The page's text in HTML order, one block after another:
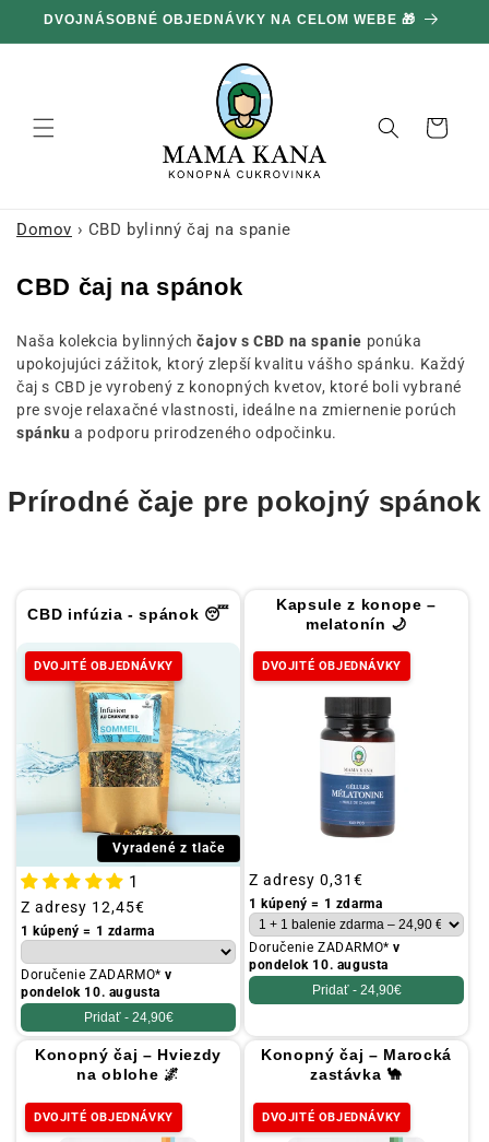
a prejsť
na obsah
DVOJNÁSOBNÉ OBJEDNÁVKY NA CELOM WEBE 🎁
Košík
Domov › CBD bylinný čaj na spanie
K
l
e
k
c
a
CBD čaj na spánok
Naša kolekcia bylinnýchčajov s CBD na spanie ponúka
upokojujúci zážitok, ktorý zlepší kvalitu vášho spánku. Každý
čaj s CBD je vyrobený z konopných kvetov, ktoré boli vybrané
pre svoje relaxačné vlastnosti, ideálne na zmiernenie porúch
spánku a podporu prirodzeného odpočinku.
Prírodné čaje pre pokojný spánok
CBD infúzia - spánok 😴
DVOJITÉ OBJEDNÁVKY
Vyradené z tlače
1
Obvyklá
cena
Z adresy 12,45€
1 kúpený = 1 zdarma
Doručenie ZADARMO*v
pondelok 10. augusta
Pridať - 24,90€
Kapsule z konope –
melatonín 🌙
DVOJITÉ OBJEDNÁVKY
Obvyklá
cena
Z adresy 0,31€
1 kúpený = 1 zdarma
Doručenie ZADARMO*v
pondelok 10. augusta
Pridať - 24,90€
Konopný čaj – Hviezdy
na oblohe 🌌
DVOJITÉ OBJEDNÁVKY
Konopný čaj – Marocká
zastávka 🐪
DVOJITÉ OBJEDNÁVKY